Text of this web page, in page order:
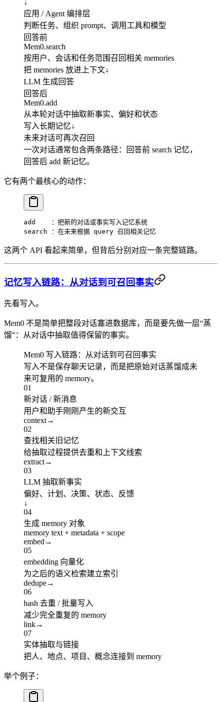
↓
应用 / Agent 编排层
判断任务、组织 prompt、调用工具和模型
回答前
Mem0.search
按用户、会话和任务范围召回相关 memories
把 memories 放进上下文↓
LLM 生成回答
回答后
Mem0.add
从本轮对话中抽取新事实、偏好和状态
写入长期记忆↓
未来对话可再次召回
一次对话通常包含两条路径：回答前 search 记忆，
回答后 add 新记忆。
它有两个最核心的动作：
add    ：把新的对话或事实写入记忆系统
search ：在未来根据 query 召回相关记忆
这两个 API 看起来简单，但背后分别对应一条完整链路。
记忆写入链路：从对话到可召回事实
先看写入。
Mem0 不是简单把整段对话塞进数据库，而是要先做一层“蒸
馏”：从对话中抽取值得保留的事实。
Mem0 写入链路：从对话到可召回事实
写入不是保存聊天记录，而是把原始对话蒸馏成未
来可复用的 memory。
01
新对话 / 新消息
用户和助手刚刚产生的新交互
context→
02
查找相关旧记忆
给抽取过程提供去重和上下文线索
extract→
03
LLM 抽取新事实
偏好、计划、决策、状态、反馈
↓
04
生成 memory 对象
memory text + metadata + scope
embed→
05
embedding 向量化
为之后的语义检索建立索引
dedupe→
06
hash 去重 / 批量写入
减少完全重复的 memory
link→
07
实体抽取与链接
把人、地点、项目、概念连接到 memory
举个例子：